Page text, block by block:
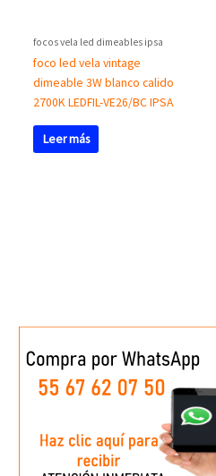
focos vela led dimeables ipsa
foco led vela vintage
dimeable 3W blanco calido
2700K LEDFIL-VE26/BC IPSA
Leer más